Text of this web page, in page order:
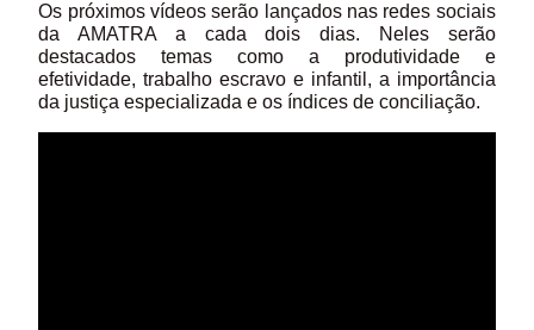
Os próximos vídeos serão lançados nas redes sociais
da AMATRA a cada dois dias. Neles serão
destacados temas como a produtividade e
efetividade, trabalho escravo e infantil, a importância
da justiça especializada e os índices de conciliação.